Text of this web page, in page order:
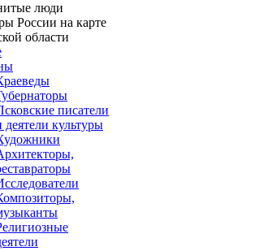
люди
России на карте
области
писатели
деятели культуры